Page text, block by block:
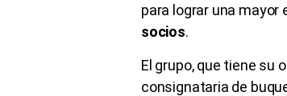
para lograr una mayor
socios.
El grupo, que tiene su
consignataria de